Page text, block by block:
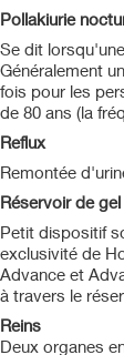
Pollakiurie
Se dit
Généralement
fois pour les
de 80 ans (la
Reflux
Remontée
Réservoir de gel
Petit dispositif
exclusivité de
Advance et
à travers le
Reins
Deux organes